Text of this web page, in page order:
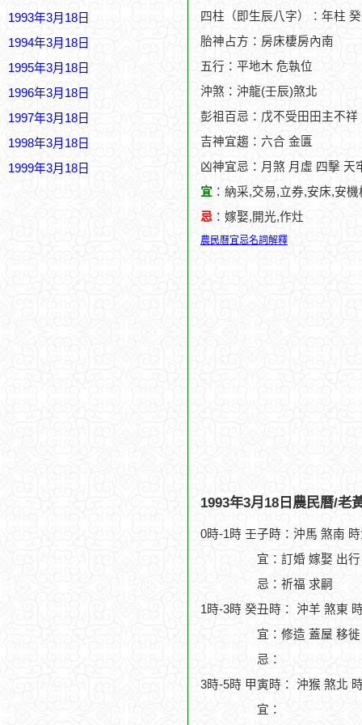
1993年3月18日
1994年3月18日
1995年3月18日
1996年3月18日
1997年3月18日
1998年3月18日
1999年3月18日
四柱（即生辰八字）：年柱
胎神占方：房床棲房內南
五行：平地木 危執位
沖煞：沖龍(壬辰)煞北
彭祖百忌：戊不受田田主不
吉神宜趨：六合 金匱
凶神宜忌：月煞 月虛 四擊 天
宜 ：納采,交易,立券,安床,安
忌 ：嫁娶,開光,作灶
農民曆宜忌名詞解釋
1993年3月18日農民曆/老
0時-1時 壬子時：沖馬 煞南
宜：訂婚 嫁娶 出
忌：祈福 求嗣
1時-3時 癸丑時： 沖羊 煞東
宜：修造 蓋屋 移
忌：
3時-5時 甲寅時： 沖猴 煞北
宜：